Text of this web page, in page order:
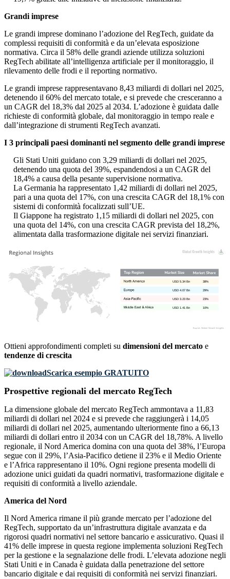
Grandi imprese
Le grandi imprese dominano l’adozione del RegTech, guidate da
complessi requisiti di conformità e da un’elevata esposizione
normativa. Circa il 58% delle grandi aziende utilizza soluzioni
RegTech abilitate all’intelligenza artificiale per il monitoraggio, il
rilevamento delle frodi e il reporting normativo.
Le grandi imprese rappresentavano 8,43 miliardi di dollari nel 2025,
detenendo il 60% del mercato totale, e si prevede che cresceranno a
un CAGR del 18,3% dal 2025 al 2034. L’adozione è guidata dalle
richieste di conformità globale, dal monitoraggio in tempo reale e
dall’integrazione di strumenti RegTech avanzati.
I 3 principali paesi dominanti nel segmento delle grandi imprese
Gli Stati Uniti guidano con 3,29 miliardi di dollari nel 2025,
detenendo una quota del 39%, espandendosi a un CAGR del
18,4% a causa della pesante supervisione normativa.
La Germania ha rappresentato 1,42 miliardi di dollari nel 2025,
pari a una quota del 17%, con una crescita CAGR del 18,1% con
sistemi di conformità focalizzati sull’UE.
Il Giappone ha registrato 1,15 miliardi di dollari nel 2025, con
una quota del 14%, con una crescita CAGR prevista del 18,2%,
alimentata dalla trasformazione digitale nei servizi finanziari.
10%
USD 1.41 Bn
23%
USD 3.23 Bn
29%
USD 4.07 Bn
38%
USD 5.34 Bn
Ottieni approfondimenti completi su dimensioni del mercato e
tendenze di crescita
Scarica esempio GRATUITO
Prospettive regionali del mercato RegTech
La dimensione globale del mercato RegTech ammontava a 11,83
miliardi di dollari nel 2024 e si prevede che raggiungerà i 14,05
miliardi di dollari nel 2025, aumentando ulteriormente fino a 66,13
miliardi di dollari entro il 2034 con un CAGR del 18,78%. A livello
regionale, il Nord America domina con una quota del 38%, l’Europa
segue con il 29%, l’Asia-Pacifico detiene il 23% e il Medio Oriente
e l’Africa rappresentano il 10%. Ogni regione presenta modelli di
adozione unici guidati da quadri normativi, trasformazione digitale e
requisiti di conformità a livello aziendale.
America del Nord
Il Nord America rimane il più grande mercato per l’adozione del
RegTech, supportato da un’infrastruttura digitale avanzata e da
rigorosi quadri normativi nel settore bancario e assicurativo. Quasi il
41% delle imprese in questa regione implementa soluzioni RegTech
per la gestione e la segnalazione delle frodi. L’elevata adozione negli
Stati Uniti e in Canada è guidata dalla penetrazione del settore
bancario digitale e dai requisiti di conformità nei servizi finanziari.